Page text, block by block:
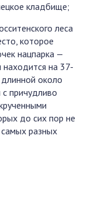
кладбище;
леса
которое
нацпарка —
на 37-
около
причудливо
до сих пор не
разных